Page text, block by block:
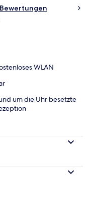
WLAN
um die Uhr besetzte